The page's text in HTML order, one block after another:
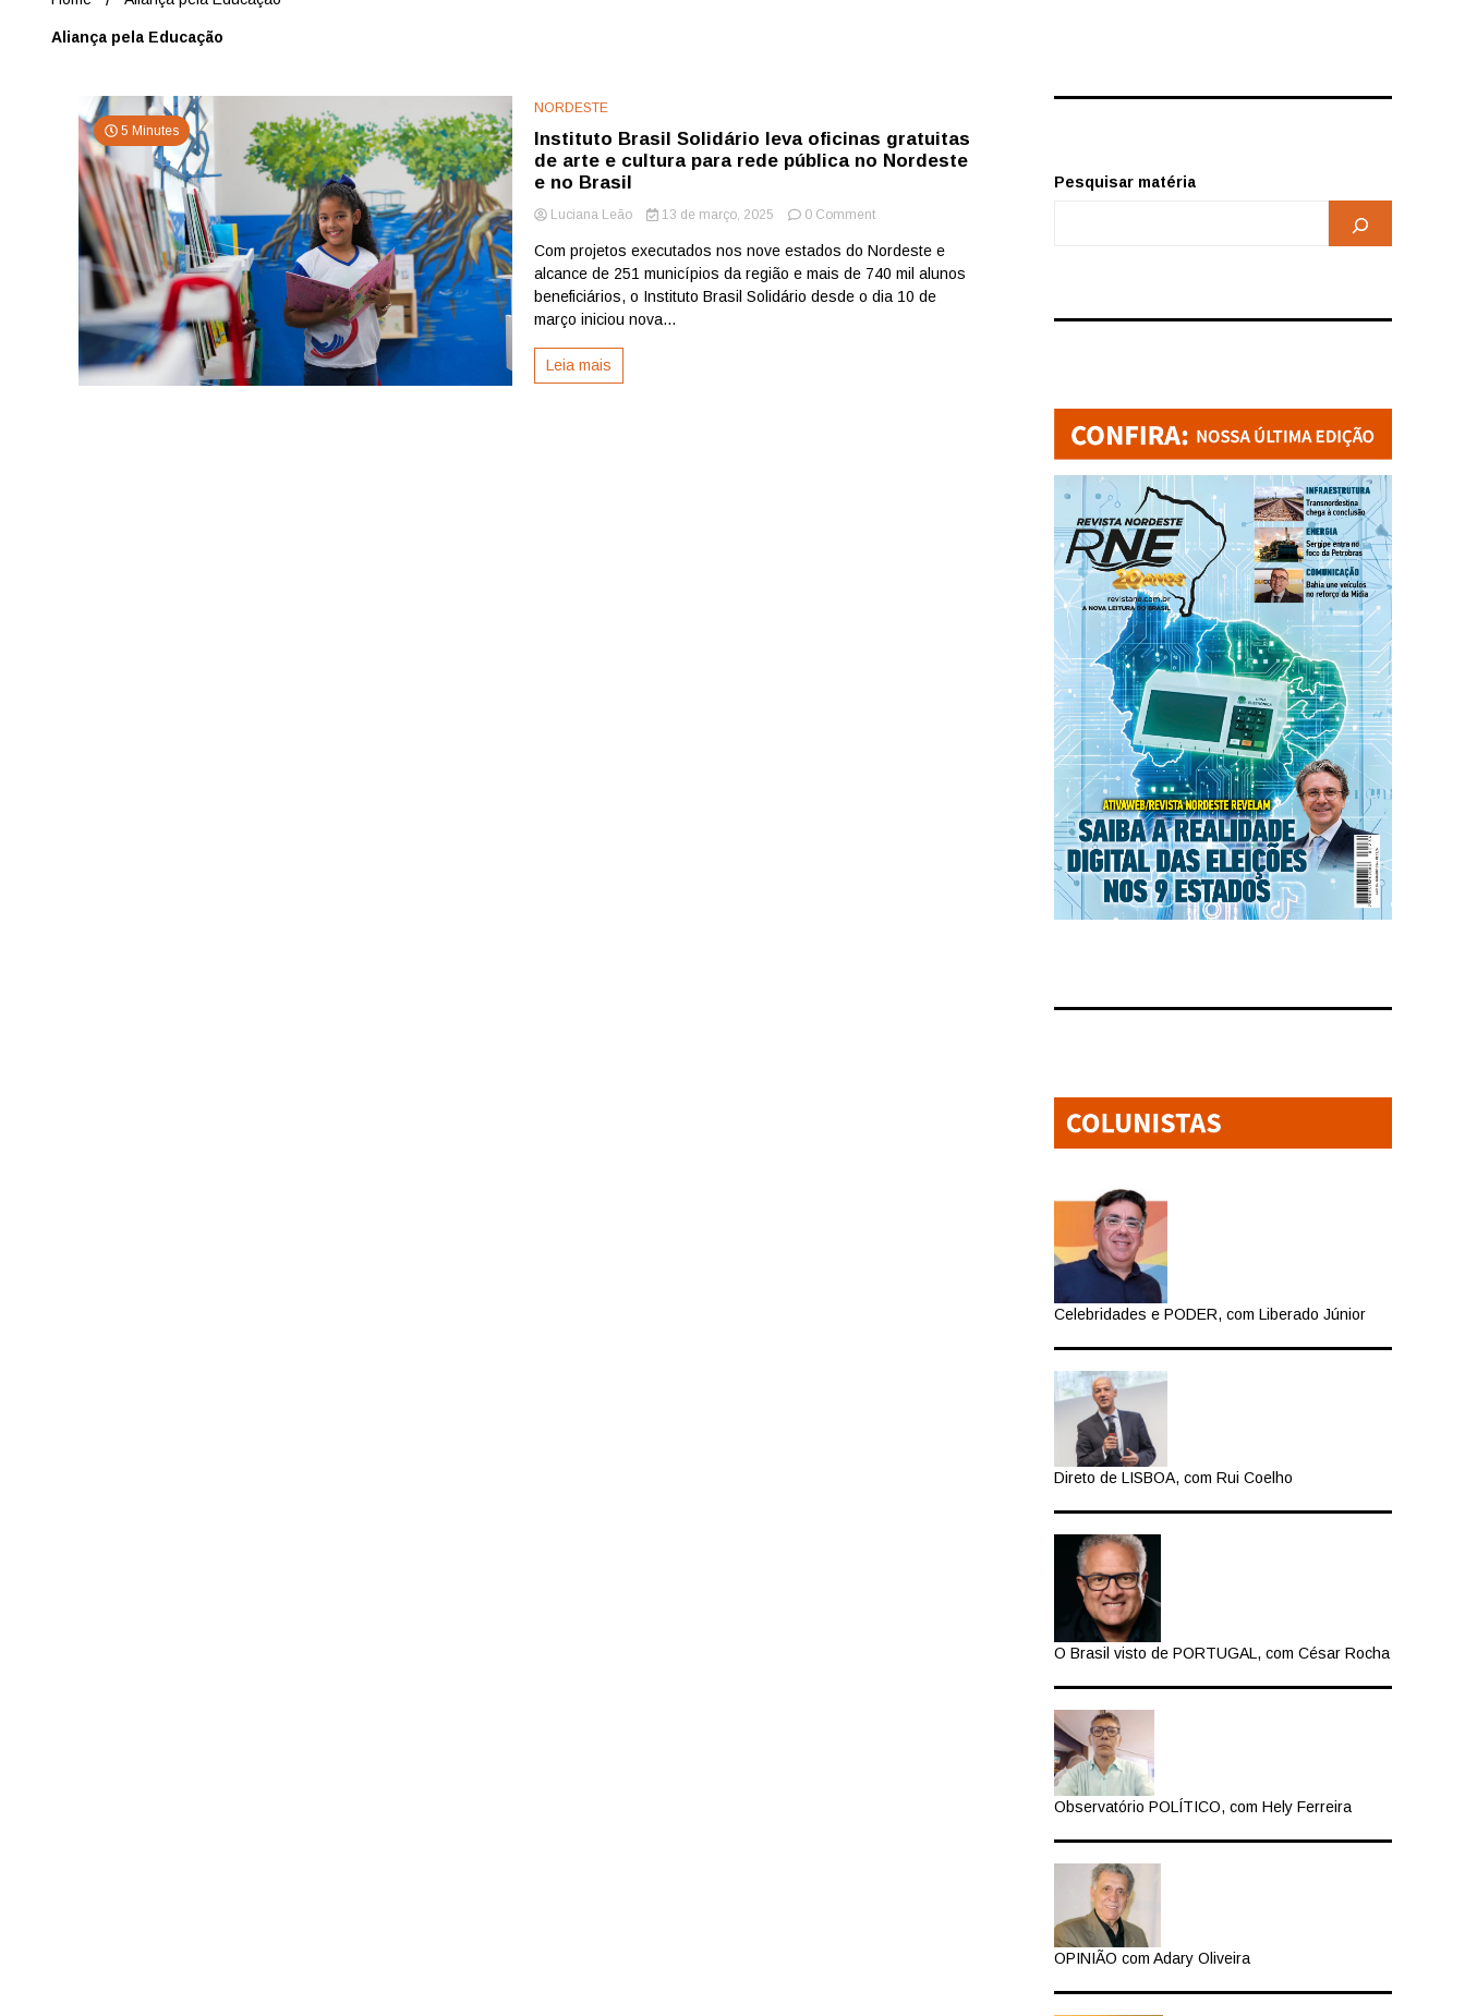
Aliança pela Educação
5 Minutes
NORDESTE
Instituto Brasil Solidário leva oficinas gratuitas
de arte e cultura para rede pública no Nordeste
e no Brasil
Luciana Leão 13 de março, 2025 0 Commenton
Brasil
Solidário
leva
Com projetos executados nos nove estados do Nordeste e
alcance de 251 municípios da região e mais de 740 mil alunos
beneficiários, o Instituto Brasil Solidário desde o dia 10 de
março iniciou nova...
Leia mais
Pesquisar matéria
Celebridades e PODER, com Liberado Júnior
Direto de LISBOA, com Rui Coelho
O Brasil visto de PORTUGAL, com César Rocha
Observatório POLÍTICO, com Hely Ferreira
OPINIÃO com Adary Oliveira